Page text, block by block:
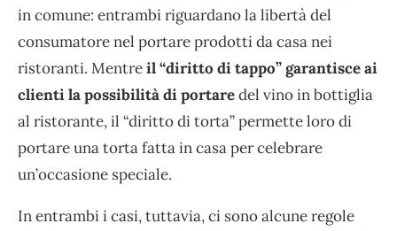
in comune: entrambi riguardano la libertà del
consumatore nel portare prodotti da casa nei
ristoranti. Mentreil “diritto di tappo” garantisce ai
clienti la possibilità di portaredel vino in bottiglia
al ristorante, il “diritto di torta” permette loro di
portare una torta fatta in casa per celebrare
un’occasione speciale.
In entrambi i casi, tuttavia, ci sono alcune regole